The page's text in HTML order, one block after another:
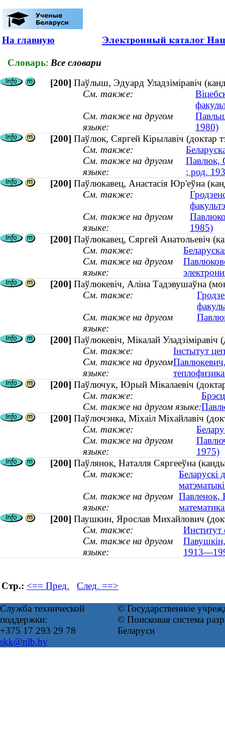
На главную
Словарь: Все словари
[200] Паўлыш, Эдуард Уладзіміравіч
См. также:
См. также на другом
языке:
1980)
[200] Паўлюк, Сяргей Кірылавіч (доктар
См. также:
См. также на другом
языке:
Павлюк,
; род.
[200] Паўлюкавец, Анастасія Юр'еўна
См. также:
См. также на другом
языке:
1985)
[200] Паўлюкавец, Сяргей Анатольевіч
См. также:
См. также на другом
языке:
[200] Паўлюкевіч, Аліна Тадэвушаўна
См. также:
См. также на другом
языке:
[200] Паўлюкевіч, Мікалай Уладзіміравіч
См. также:
Інстытут
См. также на другом
языке:
[200] Паўлючук, Юрый Мікалаевіч
См. также:
См. также на другом языке:
[200] Паўлючэнка, Міхаіл Міхайлавіч
См. также:
См. также на другом
языке:
1975)
[200] Паўлянок, Наталля Сяргееўна
См. также:
Беларускі
См. также на другом
языке:
Павленок,
[200] Паушкин, Ярослав Михайлович
См. также:
См. также на другом
языке:
Стр.: <== Пред. След. ==>
Служба технической
поддержки:
+375 17 293 29 78
skk@nlb.by
© Государственное
© Поисковая система
Беларуси